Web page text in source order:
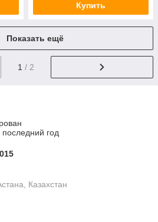
Купить
Показать ещё
1 / 2
год
Казахстан